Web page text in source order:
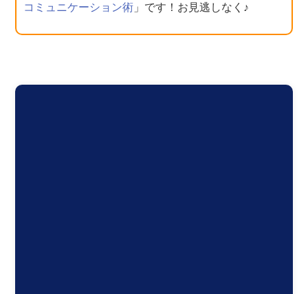
コミュニケーション術 」です！お見逃しなく♪